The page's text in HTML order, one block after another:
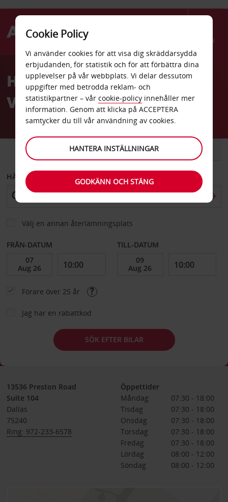
Menu
AvisHyrbil Dallas Sears Valley
View Mall
SKÅPBIL
HÄMTA FRÅN
Välj en annan återlämningsplats
FRÅN-DATUM TILL-DATUM
Förare över 25 år
Jag har en rabattkod
SÖK EFTER BILAR
13536 Preston Road
Suite 104
Dallas
75240
Ring: 972-233-6578
Öppettider
Måndag
07:30 - 18:00
Tisdag
07:30 - 18:00
Onsdag
07:30 - 18:00
Torsdag
07:30 - 18:00
Fredag
07:30 - 18:00
Lördag
08:00 - 12:00
Söndag
08:00 - 12:00
Cookie Policy
Vi använder cookies för att visa dig skräddarsydda
erbjudanden, för statistik och för att förbättra dina
upplevelser på vår webbplats. Vi delar dessutom
uppgifter med betrodda reklam- och
statistikpartner – vår cookie-policy innehåller mer
information. Genom att klicka på ACCEPTERA
samtycker du till vår användning av cookies.
HANTERA INSTÄLLNINGAR
GODKÄNN OCH STÄNG